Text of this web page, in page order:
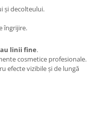
și decolteului.
îngrijire.
linii fine.
cosmetice profesionale.
efecte vizibile și de lungă